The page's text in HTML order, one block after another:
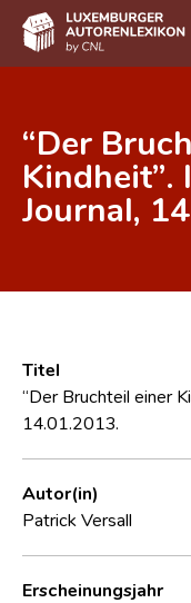
DE FR
Home
Erweiterte Suche
CNL
Forschungsgruppe
“Der
Kindheit”.
Journal,
Titel
“Der Bruchteil einer
14.01.2013.
Autor(in)
Patrick Versall
Erscheinungsjahr